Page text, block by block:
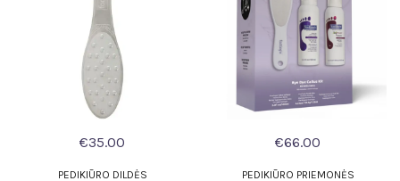
€35.00
PEDIKIŪRO DILDĖS
€66.00
PEDIKIŪRO PRIEMONĖS